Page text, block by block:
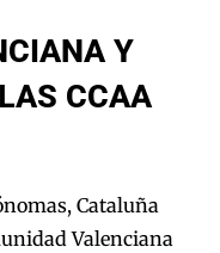
Y
CCAA
Cataluña
Valenciana